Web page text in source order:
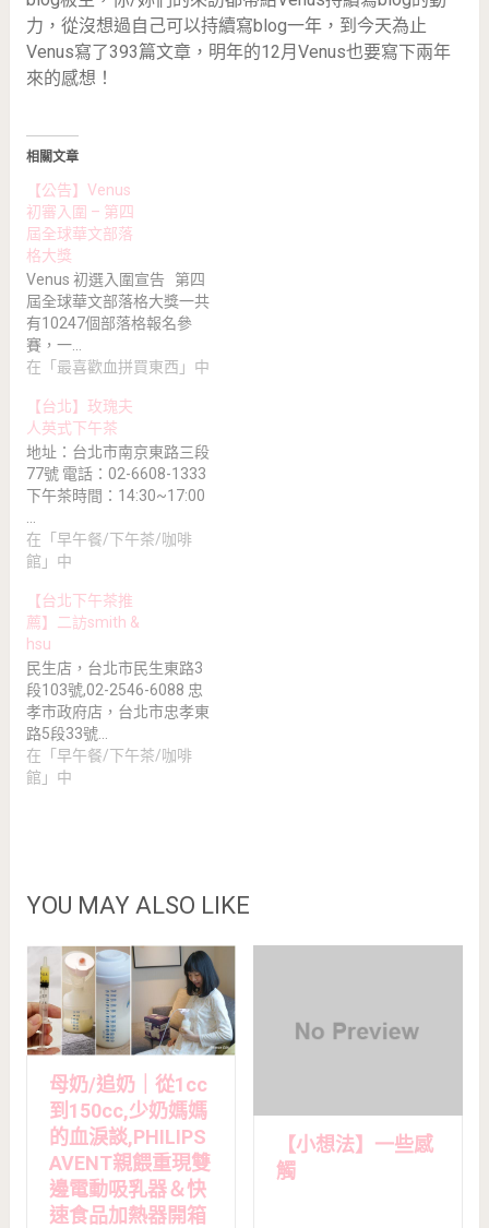
力，從沒想過自己可以持續寫blog一年，到今天為止
Venus寫了393篇文章，明年的12月Venus也要寫下兩年
來的感想！
相關文章
【公告】Venus
初審入圍 – 第四
屆全球華文部落
格大獎
Venus 初選入圍宣告 第四
屆全球華文部落格大獎一共
有10247個部落格報名參
賽，一…
在「最喜歡血拼買東西」中
【台北】玫瑰夫
人英式下午茶
地址：台北市南京東路三段
77號 電話：02-6608-1333
下午茶時間：14:30~17:00
…
在「早午餐/下午茶/咖啡
館」中
【台北下午茶推
薦】二訪smith &
hsu
民生店，台北市民生東路3
段103號,02-2546-6088 忠
孝市政府店，台北市忠孝東
路5段33號…
在「早午餐/下午茶/咖啡
館」中
YOU MAY ALSO LIKE
母奶/追奶｜從1cc
到150cc,少奶媽媽
的血淚談,PHILIPS
AVENT親餵重現雙
邊電動吸乳器＆快
速食品加熱器開箱
【小想法】一些感
觸